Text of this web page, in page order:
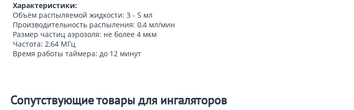
Характеристики:
Объём распыляемой жидкости: 3 - 5 мл
Производительность распыления: 0,4 мл/мин
Размер частиц аэрозоля: не более 4 мкм
Частота: 2,64 МГц
Время работы таймера: до 12 минут
Сопутствующие товары для ингаляторов